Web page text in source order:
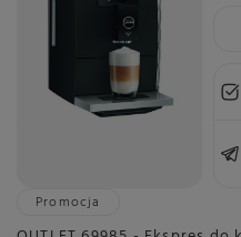
Promocja